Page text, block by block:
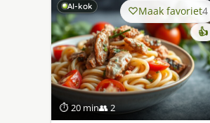
AI-kok
⏱ 20 min👥 2
Maak favoriet4
👍